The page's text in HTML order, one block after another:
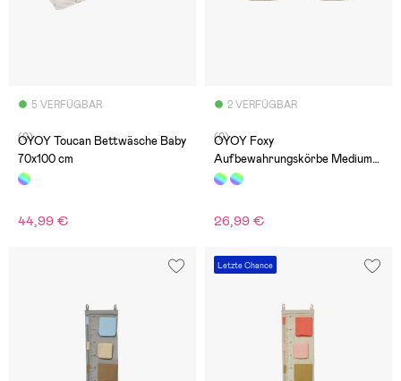
5 VERFÜGBAR
(0)
OYOY Toucan Bettwäsche Baby
70x100 cm
44,99 €
2 VERFÜGBAR
(0)
OYOY Foxy
Aufbewahrungskörbe Medium
2er-Pack
26,99 €
Letzte Chance